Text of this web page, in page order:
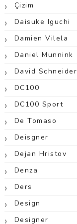
Çizim
Daisuke Iguchi
Damien Vilela
Daniel Munnink
David Schneider
DC100
DC100 Sport
De Tomaso
Deisgner
Dejan Hristov
Denza
Ders
Design
Designer